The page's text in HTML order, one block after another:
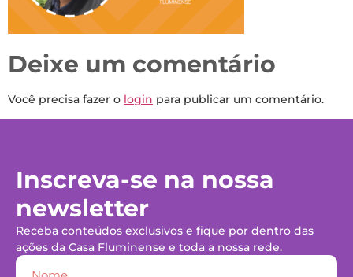
Deixe um comentário
Você precisa fazer o login para publicar um comentário.
Inscreva-se na nossa
newsletter
Receba conteúdos exclusivos e fique por dentro das
ações da Casa Fluminense e toda a nossa rede.